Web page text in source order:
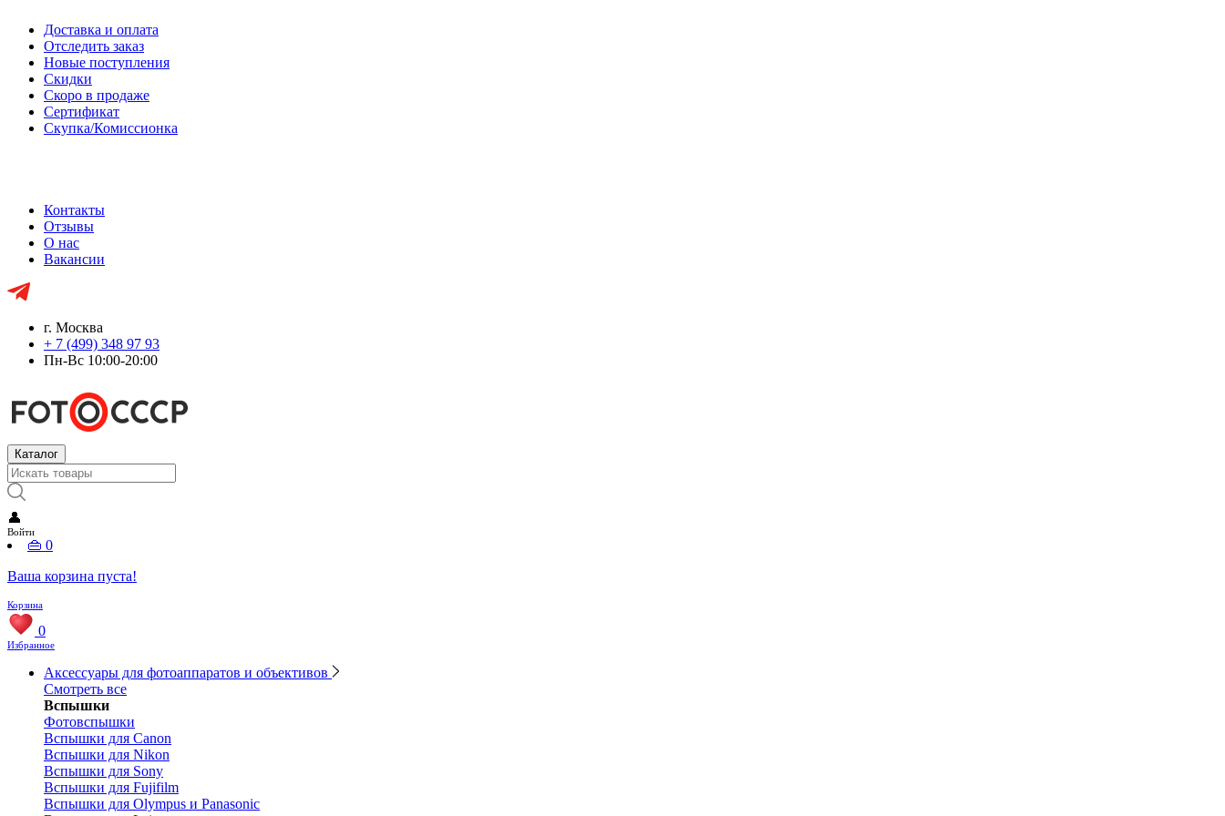
Доставка и оплата
Отследить заказ
Новые поступления
Скидки
Скоро в продаже
Сертификат
Скупка/Комиссионка
Контакты
Отзывы
О нас
Вакансии
г. Москва
+ 7 (499) 348 97 93
Пн-Вс 10:00-20:00
Каталог
👤
Войти
👜 0
Ваша корзина пуста!
Корзина
0
Избранное
Аксессуары для фотоаппаратов и объективов
Смотреть все
Вспышки
Фотовспышки
Вспышки для Canon
Вспышки для Nikon
Вспышки для Sony
Вспышки для Fujifilm
Вспышки для Olympus и Panasonic